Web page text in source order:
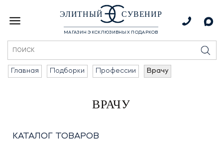
ЭЛИТНЫЙ СУВЕНИР
МАГАЗИН ЭКСКЛЮЗИВНЫХ ПОДАРКОВ
Главная Подборки Профессии Врачу
ВРАЧУ
КАТАЛОГ ТОВАРОВ